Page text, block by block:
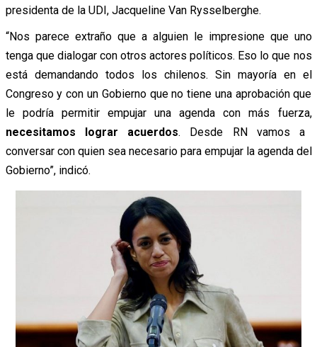
presidenta de la UDI, Jacqueline Van Rysselberghe.
“Nos parece extraño que a alguien le impresione que uno
tenga que dialogar con otros actores políticos. Eso lo que nos
está demandando todos los chilenos. Sin mayoría en el
Congreso y con un Gobierno que no tiene una aprobación que
le podría permitir empujar una agenda con más fuerza,
necesitamos lograr acuerdos. Desde RN vamos a
conversar con quien sea necesario para empujar la agenda del
Gobierno”, indicó.